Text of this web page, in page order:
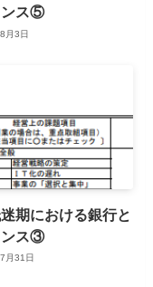
ンス⑤
月3日
期における銀行と
ンス③
月31日